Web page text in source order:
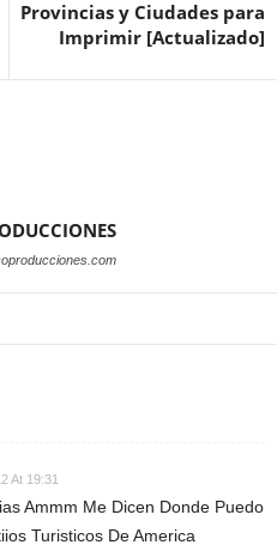
Provincias y Ciudades para
Imprimir [Actualizado]
At 19:31
Ammm Me Dicen Donde Puedo
Turisticos De America